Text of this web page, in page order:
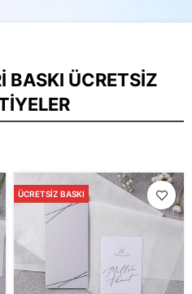
BASKI ÜCRETSIZ
ÜCRETSIZ BASKI